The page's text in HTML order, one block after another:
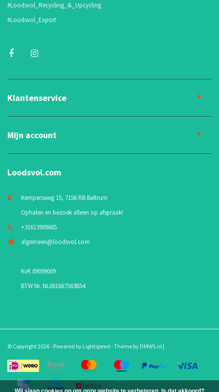
#Loodsvol_Recycling_&_Upcycling
#Loodsvol_Export
Klantenservice
Mijn account
Loodsvol.com
Kempersweg 15, 7156 RB Beltrum
Ophalen en bezoek alleen op afspraak!
+31613909665
algemeen@loodsvol.com
KvK 09099009
BTW Nr. NL001667583B54
© Copyright 2026 - Powered by Lightspeed - Theme by DMWS.nl |